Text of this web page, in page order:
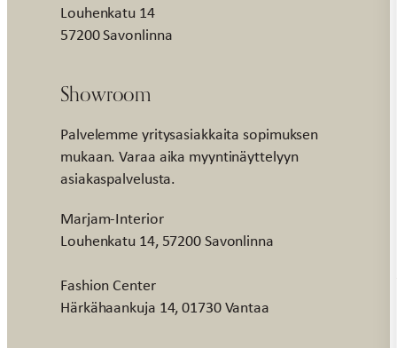
Louhenkatu 14
57200 Savonlinna
Showroom
Palvelemme yritysasiakkaita sopimuksen
mukaan. Varaa aika myyntinäyttelyyn
asiakaspalvelusta.
Marjam-Interior
Louhenkatu 14, 57200 Savonlinna
Fashion Center
Härkähaankuja 14, 01730 Vantaa